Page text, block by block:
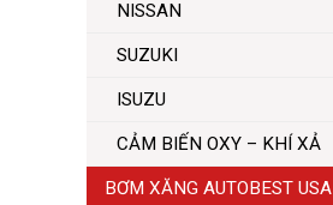
NISSAN
SUZUKI
ISUZU
CẢM BIẾN OXY – KHÍ XẢ
BƠM XĂNG AUTOBEST USA